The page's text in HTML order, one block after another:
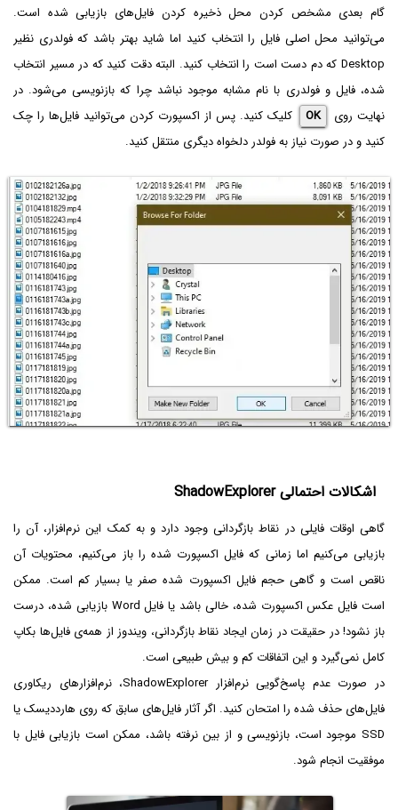
گام بعدی مشخص کردن محل ذخیره کردن فایل‌های بازیابی شده است.
می‌توانید محل اصلی فایل را انتخاب کنید اما شاید بهتر باشد که فولدری نظیر
Desktop که دم دست است را انتخاب کنید. البته دقت کنید که در مسیر انتخاب
شده، فایل و فولدری با نام مشابه موجود نباشد چرا که بازنویسی می‌شود. در
نهایت روی
OK
کلیک کنید. پس از اکسپورت کردن می‌توانید فایل‌ها را چک
کنید و در صورت نیاز به فولدر دلخواه دیگری منتقل کنید.
اشکالات احتمالی ShadowExplorer
گاهی اوقات فایلی در نقاط بازگردانی وجود دارد و به کمک این نرم‌افزار، آن را
بازیابی می‌کنیم اما زمانی که فایل اکسپورت شده را باز می‌کنیم، محتویات آن
ناقص است و گاهی حجم فایل اکسپورت شده صفر یا بسیار کم است. ممکن
است فایل عکس اکسپورت شده، خالی باشد یا فایل Word بازیابی شده، درست
باز نشود! در حقیقت در زمان ایجاد نقاط بازگردانی، ویندوز از همه‌ی فایل‌ها بکاپ
کامل نمی‌گیرد و این اتفاقات کم و بیش طبیعی است.
در صورت عدم پاسخ‌گویی نرم‌افزار ShadowExplorer، نرم‌افزارهای ریکاوری
فایل‌های حذف شده را امتحان کنید. اگر آثار فایل‌های سابق که روی هارددیسک یا
SSD موجود است، بازنویسی و از بین نرفته باشد، ممکن است بازیابی فایل با
موفقیت انجام شود.